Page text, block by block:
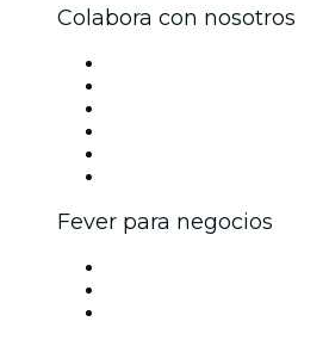
Colabora con nosotros
Fever para negocios